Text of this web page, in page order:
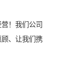
！我们公司
、让我们携